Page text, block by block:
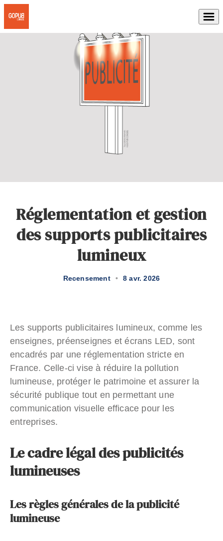
Réglementation et gestion
des supports publicitaires
lumineux
Recensement • 8 avr. 2026
Les supports publicitaires lumineux, comme les
enseignes, préenseignes et écrans LED, sont
encadrés par une réglementation stricte en
France. Celle-ci vise à réduire la pollution
lumineuse, protéger le patrimoine et assurer la
sécurité publique tout en permettant une
communication visuelle efficace pour les
entreprises.
Le cadre légal des publicités
lumineuses
Les règles générales de la publicité
lumineuse